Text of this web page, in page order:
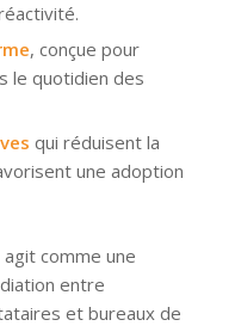
, conçue pour
le quotidien des
qui réduisent la
une adoption
agit comme une
entre
et bureaux de